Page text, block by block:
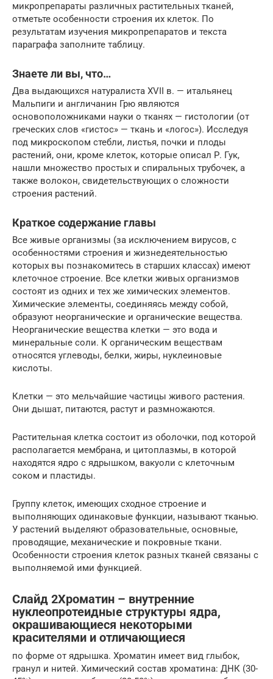
микропрепараты различных растительных тканей,
отметьте особенности строения их клеток. По
результатам изучения микропрепаратов и текста
параграфа заполните таблицу.
Знаете ли вы, что…
Два выдающихся натуралиста XVII в. — итальянец
Мальпиги и англичанин Грю являются
основоположниками науки о тканях — гистологии (от
греческих слов «гистос» — ткань и «логос»). Исследуя
под микроскопом стебли, листья, почки и плоды
растений, они, кроме клеток, которые описал Р. Гук,
нашли множество простых и спиральных трубочек, а
также волокон, свидетельствующих о сложности
строения растений.
Краткое содержание главы
Все живые организмы (за исключением вирусов, с
особенностями строения и жизнедеятельностью
которых вы познакомитесь в старших классах) имеют
клеточное строение. Все клетки живых организмов
состоят из одних и тех же химических элементов.
Химические элементы, соединяясь между собой,
образуют неорганические и органические вещества.
Неорганические вещества клетки — это вода и
минеральные соли. К органическим веществам
относятся углеводы, белки, жиры, нуклеиновые
кислоты.
Клетки — это мельчайшие частицы живого растения.
Они дышат, питаются, растут и размножаются.
Растительная клетка состоит из оболочки, под которой
располагается мембрана, и цитоплазмы, в которой
находятся ядро с ядрышком, вакуоли с клеточным
соком и пластиды.
Группу клеток, имеющих сходное строение и
выполняющих одинаковые функции, называют тканью.
У растений выделяют образовательные, основные,
проводящие, механические и покровные ткани.
Особенности строения клеток разных тканей связаны с
выполняемой ими функцией.
Слайд 2Хроматин – внутренние
нуклеопротеидные структуры ядра,
окрашивающиеся некоторыми
красителями и отличающиеся
по форме от ядрышка. Хроматин имеет вид глыбок,
гранул и нитей. Химический состав хроматина: ДНК (30-